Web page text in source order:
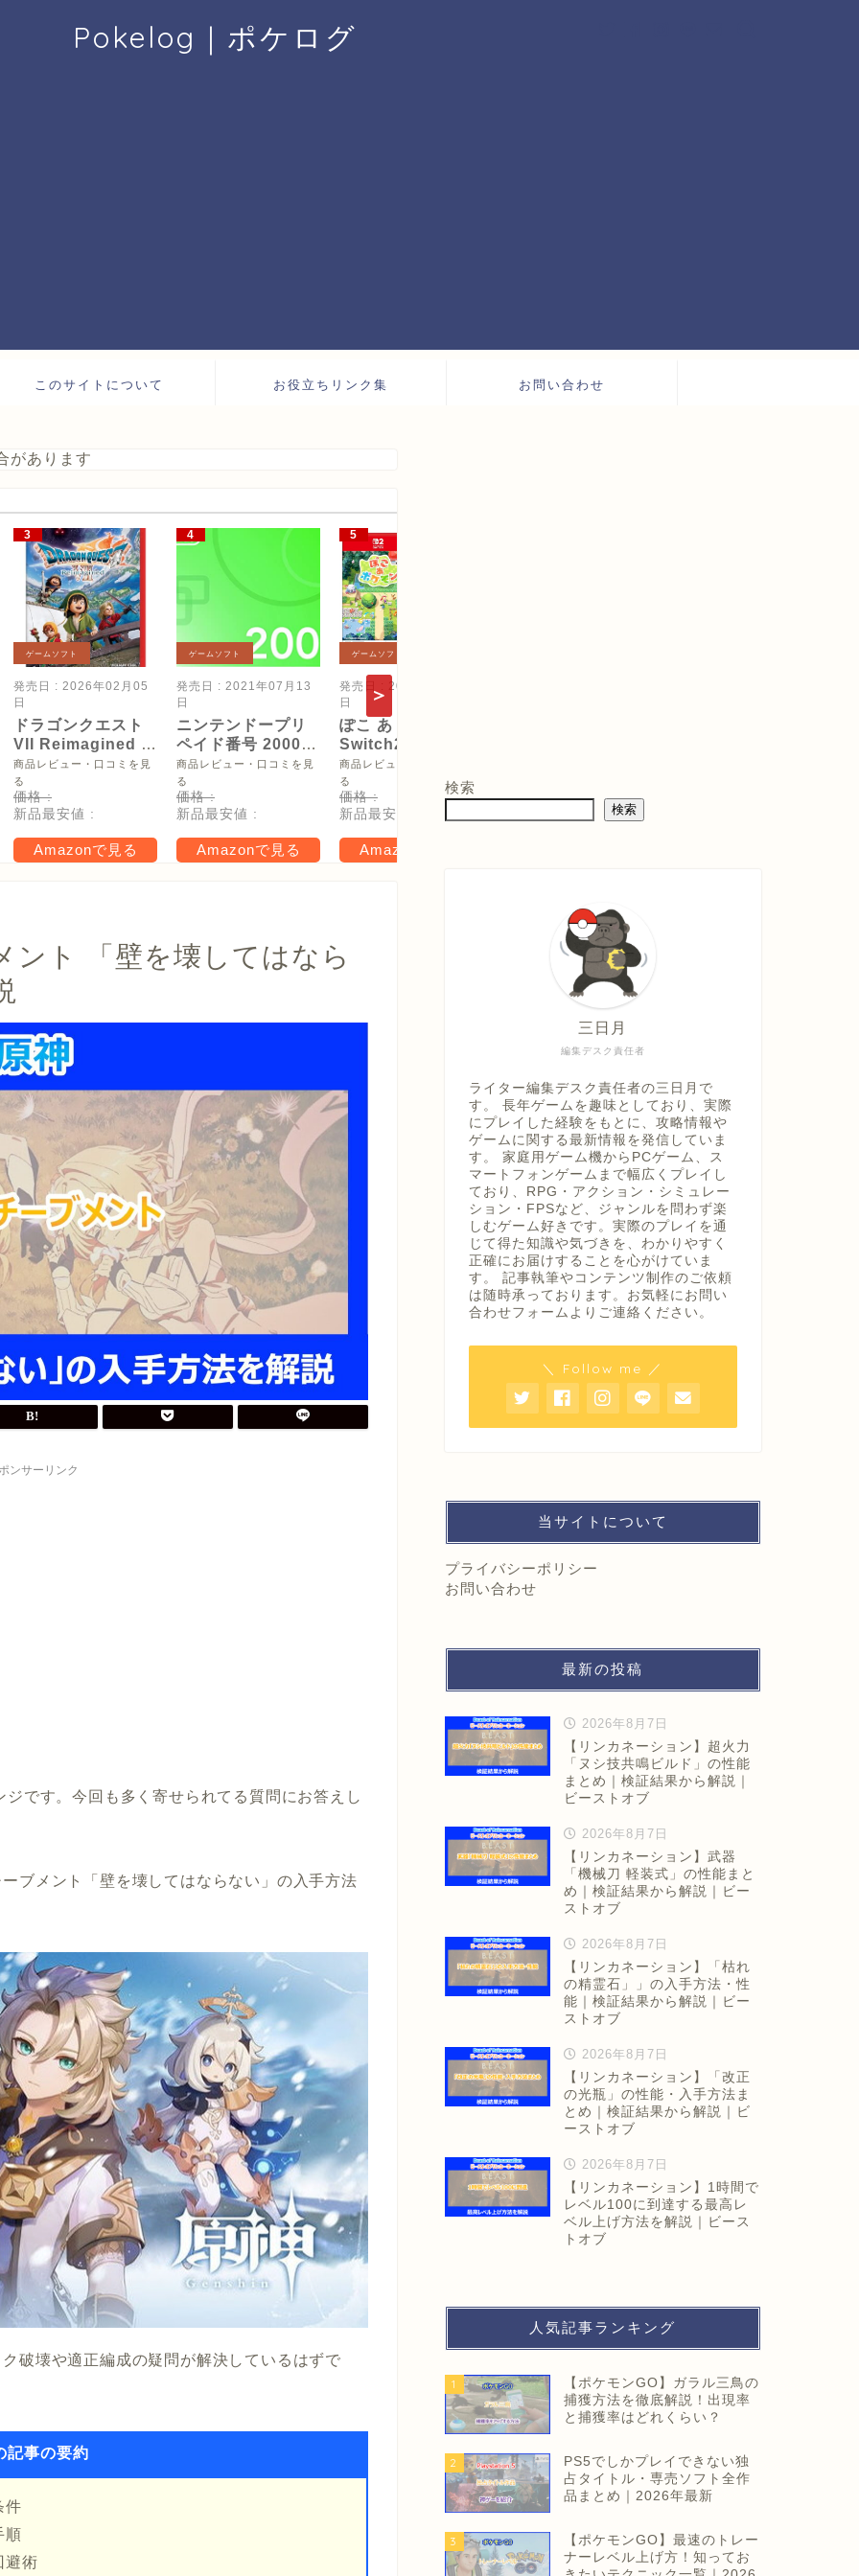
Pokelog｜ポケログ
このサイトについて お役立ちリンク集 お問い合わせ
があります
ゲームソフト
発売日 : 2026年02月05
日
ドラゴンクエスト
VII Reimagined -
Switch2
商品レビュー・口コミを見
る
価格 :
新品最安値 :
Amazonで見る
ゲームソフト
発売日 : 2021年07月13
日
ニンテンドープリ
ペイド番号 2000
円|オンラインコー
ド版
商品レビュー・口コミを見
る
価格 :
新品最安値 :
Amazonで見る
ゲームソフト
発売日 : 2026年03月05
日
ぽこ あ ポケモン -
Switch2
【Amazon.co.jpオ
リジナル特典】メ
タモン型木製トレ
ー(サイズ約直径
16cm) 同梱 & デジ
タル特典 家具「ひ
商品レビュー・口コミを見
る
価格 :
新品最安値 :
Amazonで見る
価格 :
ント 「壁を壊してはなら
ンサーリンク
です。今回も多く寄せられてる質問にお答えし
ブメント「壁を壊してはならない」の入手方法
破壊や適正編成の疑問が解決しているはずで
記事の要約
件
順
避術
検索
検索
編集デスク責任者
三日月
ライター編集デスク責任者の三日月で
す。 長年ゲームを趣味としており、実際
にプレイした経験をもとに、攻略情報や
ゲームに関する最新情報を発信していま
す。 家庭用ゲーム機からPCゲーム、ス
マートフォンゲームまで幅広くプレイし
ており、RPG・アクション・シミュレー
ション・FPSなど、ジャンルを問わず楽
しむゲーム好きです。実際のプレイを通
じて得た知識や気づきを、わかりやすく
正確にお届けすることを心がけていま
す。 記事執筆やコンテンツ制作のご依頼
は随時承っております。お気軽にお問い
合わせフォームよりご連絡ください。
＼ Follow me ／
当サイトについて
プライバシーポリシー
お問い合わせ
最新の投稿
2026年8月7日
【リンカネーション】超火力
「ヌシ技共鳴ビルド」の性能
まとめ｜検証結果から解説｜
ビーストオブ
2026年8月7日
【リンカネーション】武器
「機械刀 軽装式」の性能まと
め｜検証結果から解説｜ビー
ストオブ
2026年8月7日
【リンカネーション】「枯れ
の精霊石」」の入手方法・性
能｜検証結果から解説｜ビー
ストオブ
2026年8月7日
【リンカネーション】「改正
の光瓶」の性能・入手方法ま
とめ｜検証結果から解説｜ビ
ーストオブ
2026年8月7日
【リンカネーション】1時間で
レベル100に到達する最高レ
ベル上げ方法を解説｜ビース
トオブ
人気記事ランキング
1
【ポケモンGO】ガラル三鳥の
捕獲方法を徹底解説！出現率
と捕獲率はどれくらい？
2
PS5でしかプレイできない独
占タイトル・専売ソフト全作
品まとめ｜2026年最新
3
【ポケモンGO】最速のトレー
ナーレベル上げ方！知ってお